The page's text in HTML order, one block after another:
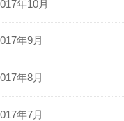
年10月
年9月
年8月
年7月